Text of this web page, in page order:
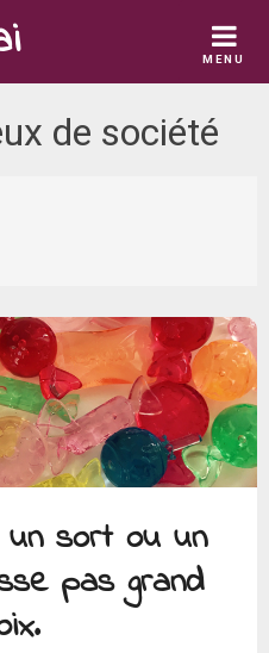
MENU
de société
sort ou un
pas grand